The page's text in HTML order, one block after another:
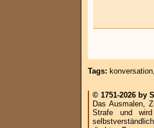
Tags: konversation,
© 1751-2026 by
Das Ausmalen,
Strafe und